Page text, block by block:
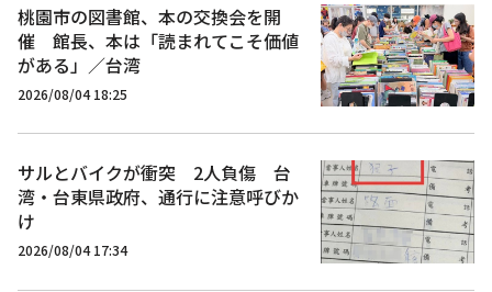
桃園市の図書館、本の交換会を開
催 館長、本は「読まれてこそ価値
がある」／台湾
2026/08/04 18:25
サルとバイクが衝突 2人負傷 台
湾・台東県政府、通行に注意呼びか
け
2026/08/04 17:34